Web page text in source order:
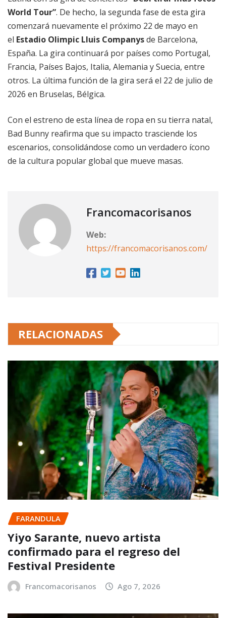
World Tour”. De hecho, la segunda fase de esta gira
comenzará nuevamente el próximo 22 de mayo en
el Estadio Olimpic Lluis Companysde Barcelona,
España. La gira continuará por países como Portugal,
Francia, Países Bajos, Italia, Alemania y Suecia, entre
otros. La última función de la gira será el 22 de julio de
2026 en Bruselas, Bélgica.
Con el estreno de esta línea de ropa en su tierra natal,
Bad Bunny reafirma que su impacto trasciende los
escenarios, consolidándose como un verdadero ícono
de la cultura popular global que mueve masas.
Francomacorisanos
Web:
https://francomacorisanos.com/
RELACIONADAS
FARANDULA
Yiyo Sarante, nuevo artista
confirmado para el regreso del
Festival Presidente
Francomacorisanos Ago 7, 2026